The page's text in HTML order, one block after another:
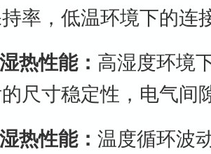
率，低温环境下的连
热性能： 高湿度环境
尺寸稳定性，电气间
热性能：温度循环波